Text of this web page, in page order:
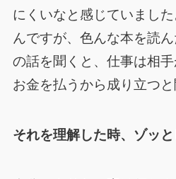
にくいなと感じていまし
んですが、色んな本を読
の話を聞くと、仕事は相
お金を払うから成り立つと
それを理解した時、ゾッと